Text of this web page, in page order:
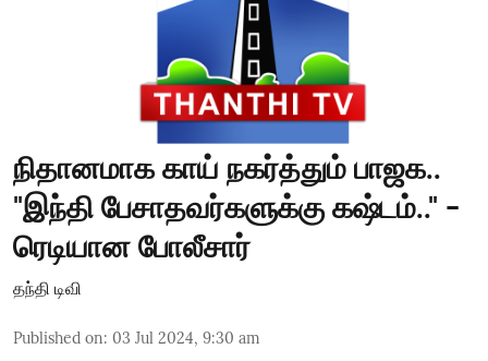
நிதானமாக காய் நகர்த்தும் பாஜக..
"இந்தி பேசாதவர்களுக்கு கஷ்டம்.." -
ரெடியான போலீசார்
தந்தி டிவி
Published on: 03 Jul 2024, 9:30 am